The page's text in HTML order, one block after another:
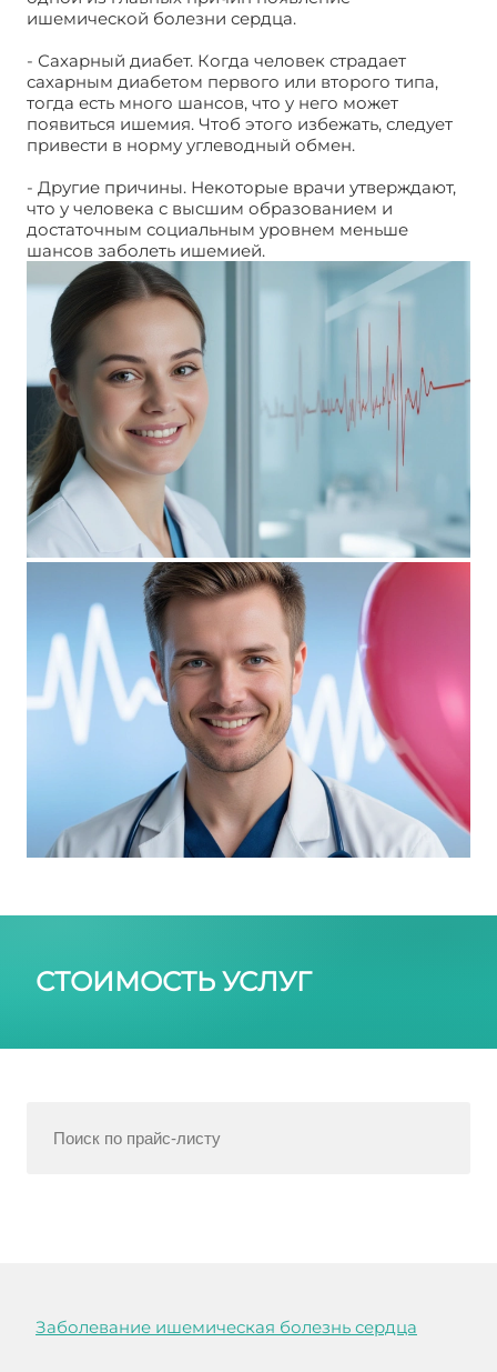
ишемической болезни сердца.
- Сахарный диабет. Когда человек страдает
сахарным диабетом первого или второго типа,
тогда есть много шансов, что у него может
появиться ишемия. Чтоб этого избежать, следует
привести в норму углеводный обмен.
- Другие причины. Некоторые врачи утверждают,
что у человека с высшим образованием и
достаточным социальным уровнем меньше
шансов заболеть ишемией.
СТОИМОСТЬ УСЛУГ
Заболевание ишемическая болезнь сердца